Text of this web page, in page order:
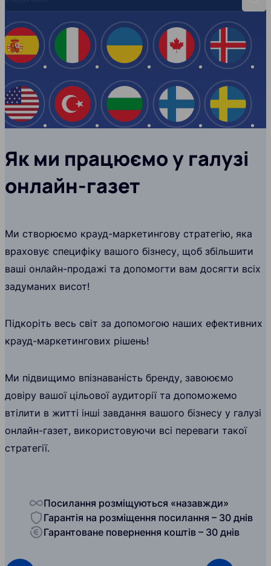
Іспанія
США
Італія
Туреччина
Україна
Болгарія
Канада
Фінляндія Швеція
Як ми працюємо у галузі
онлайн-газет
Ми створюємо крауд-маркетингову стратегію, яка
враховує специфіку вашого бізнесу, щоб збільшити
ваші онлайн-продажі та допомогти вам досягти всіх
задуманих висот!
Підкоріть весь світ за допомогою наших ефективних
крауд-маркетингових рішень!
Ми підвищимо впізнаваність бренду, завоюємо
довіру вашої цільової аудиторії та допоможемо
втілити в житті інші завдання вашого бізнесу у галузі
онлайн-газет, використовуючи всі переваги такої
стратегії.
Посилання розміщуються «назавжди»
Гарантія на розміщення посилання – 30 днів
Гарантоване повернення коштів – 30 днів